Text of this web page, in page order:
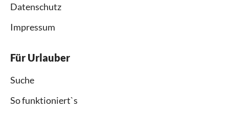
Datenschutz
Impressum
Für Urlauber
Suche
So funktioniert`s